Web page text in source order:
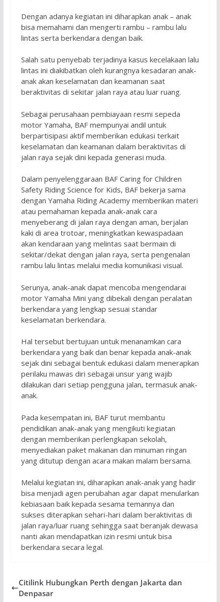
Dengan adanya kegiatan ini diharapkan anak – anak
bisa memahami dan mengerti rambu – rambu lalu
lintas serta berkendara dengan baik.
Salah satu penyebab terjadinya kasus kecelakaan lalu
lintas ini diakibatkan oleh kurangnya kesadaran anak-
anak akan keselamatan dan keamanan saat
beraktivitas di sekitar jalan raya atau luar ruang.
Sebagai perusahaan pembiayaan resmi sepeda
motor Yamaha, BAF mempunyai andil untuk
berpartisipasi aktif memberikan edukasi terkait
keselamatan dan keamanan dalam beraktivitas di
jalan raya sejak dini kepada generasi muda.
Dalam penyelenggaraan BAF Caring for Children
Safety Riding Science for Kids, BAF bekerja sama
dengan Yamaha Riding Academy memberikan materi
atau pemahaman kepada anak-anak cara
menyeberang di jalan raya dengan aman, berjalan
kaki di area trotoar, meningkatkan kewaspadaan
akan kendaraan yang melintas saat bermain di
sekitar/dekat dengan jalan raya, serta pengenalan
rambu lalu lintas melalui media komunikasi visual.
Serunya, anak-anak dapat mencoba mengendarai
motor Yamaha Mini yang dibekali dengan peralatan
berkendara yang lengkap sesuai standar
keselamatan berkendara.
Hal tersebut bertujuan untuk menanamkan cara
berkendara yang baik dan benar kepada anak-anak
sejak dini sebagai bentuk edukasi dalam menerapkan
perilaku mawas diri sebagai unsur yang wajib
dilakukan dari setiap pengguna jalan, termasuk anak-
anak.
Pada kesempatan ini, BAF turut membantu
pendidikan anak-anak yang mengikuti kegiatan
dengan memberikan perlengkapan sekolah,
menyediakan paket makanan dan minuman ringan
yang ditutup dengan acara makan malam bersama.
Melalui kegiatan ini, diharapkan anak-anak yang hadir
bisa menjadi agen perubahan agar dapat menularkan
kebiasaan baik kepada sesama temannya dan
sukses diterapkan sehari-hari dalam beraktivitas di
jalan raya/luar ruang sehingga saat beranjak dewasa
nanti akan mendapatkan izin resmi untuk bisa
berkendara secara legal.
Citilink Hubungkan Perth dengan Jakarta dan
Denpasar